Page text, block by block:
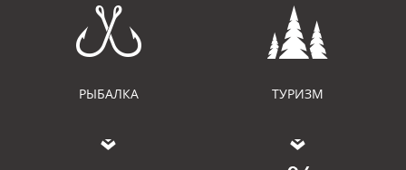
РЫБАЛКА ТУРИЗМ